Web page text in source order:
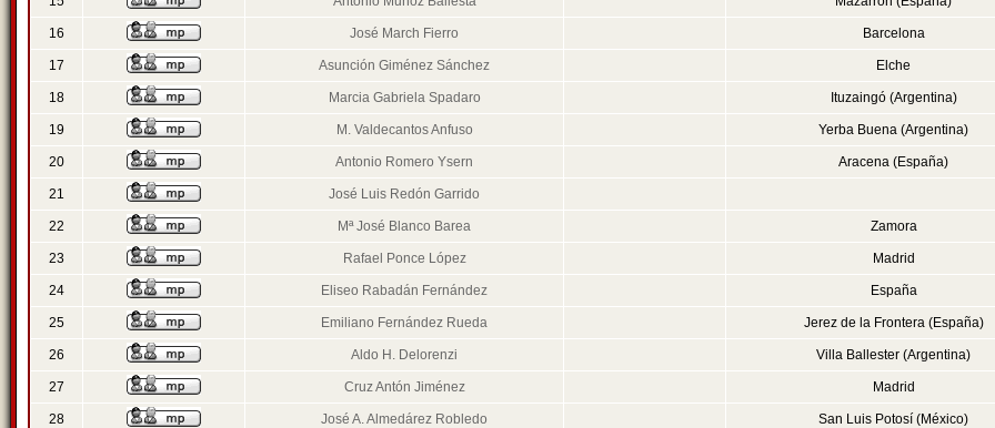
16 José March Fierro Barcelona
17 Asunción Giménez Sánchez Elche
18 Marcia Gabriela Spadaro Ituzaingó (Argentina)
19 M. Valdecantos Anfuso Yerba Buena (Argentina)
20 Antonio Romero Ysern Aracena (España)
21 José Luis Redón Garrido
22 Mª José Blanco Barea Zamora
23 Rafael Ponce López Madrid
24 Eliseo Rabadán Fernández España
25 Emiliano Fernández Rueda Jerez de la Frontera (España)
26 Aldo H. Delorenzi Villa Ballester (Argentina)
27 Cruz Antón Jiménez Madrid
28 José A. Almedárez Robledo San Luis Potosí (México)